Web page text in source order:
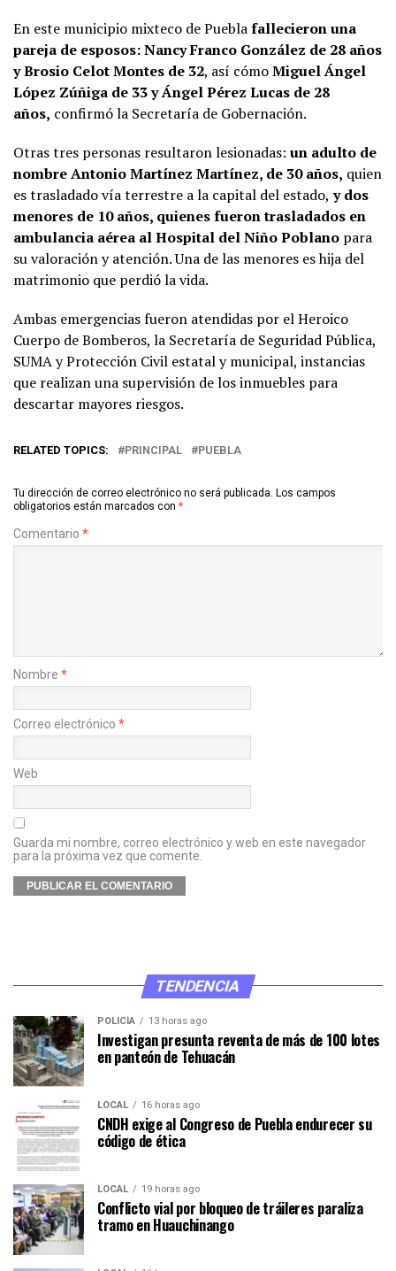
En este municipio mixteco de Pueblafallecieron una
pareja de esposos: Nancy Franco González de 28 años
y Brosio Celot Montes de 32, así cómoMiguel Ángel
López Zúñiga de 33 y Ángel Pérez Lucas de 28
años, confirmó la Secretaría de Gobernación.
Otras tres personas resultaron lesionadas: un adulto de
nombre Antonio Martínez Martínez, de 30 años, quien
es trasladado vía terrestre a la capital del estado, y dos
menores de 10 años, quienes fueron trasladados en
ambulancia aérea al Hospital del Niño Poblano para
su valoración y atención. Una de las menores es hija del
matrimonio que perdió la vida.
Ambas emergencias fueron atendidas por el Heroico
Cuerpo de Bomberos, la Secretaría de Seguridad Pública,
SUMA y Protección Civil estatal y municipal, instancias
que realizan una supervisión de los inmuebles para
descartar mayores riesgos.
RELATED TOPICS: PRINCIPAL PUEBLA
Tu dirección de correo electrónico no será publicada. Los campos
obligatorios están marcados con *
Comentario *
Nombre *
Correo electrónico *
Web
Guarda mi nombre, correo electrónico y web en este navegador
para la próxima vez que comente.
TENDENCIA
POLICÍA 13 horas ago
Investigan presunta reventa de más de 100 lotes
en panteón de Tehuacán
LOCAL 16 horas ago
CNDH exige al Congreso de Puebla endurecer su
código de ética
LOCAL 19 horas ago
Conflicto vial por bloqueo de tráileres paraliza
tramo en Huauchinango